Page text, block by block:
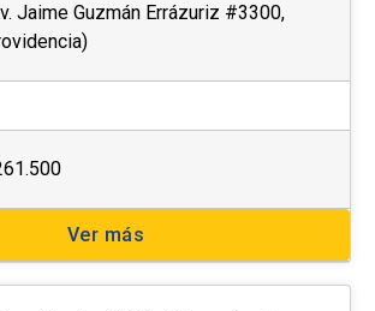
Jaime Guzmán Errázuriz #3300,
Ver más